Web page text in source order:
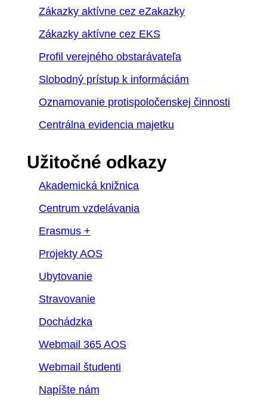
Zákazky aktívne cez eZakazky
Zákazky aktívne cez EKS
Profil verejného obstarávateľa
Slobodný prístup k informáciám
Oznamovanie protispoločenskej činnosti
Centrálna evidencia majetku
Užitočné odkazy
Akademická knižnica
Centrum vzdelávania
Erasmus +
Projekty AOS
Ubytovanie
Stravovanie
Dochádzka
Webmail 365 AOS
Webmail študenti
Napíšte nám